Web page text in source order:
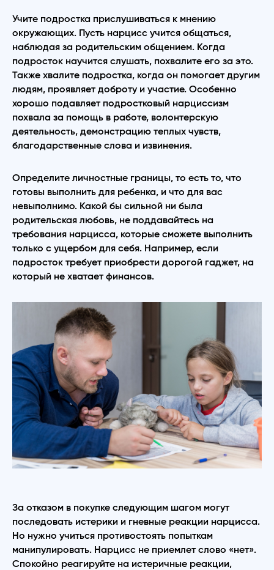
Учите подростка прислушиваться к мнению
окружающих. Пусть нарцисс учится общаться,
наблюдая за родительским общением. Когда
подросток научится слушать, похвалите его за это.
Также хвалите подростка, когда он помогает другим
людям, проявляет доброту и участие. Особенно
хорошо подавляет подростковый нарциссизм
похвала за помощь в работе, волонтерскую
деятельность, демонстрацию теплых чувств,
благодарственные слова и извинения.
Определите личностные границы, то есть то, что
готовы выполнить для ребенка, и что для вас
невыполнимо. Какой бы сильной ни была
родительская любовь, не поддавайтесь на
требования нарцисса, которые сможете выполнить
только с ущербом для себя. Например, если
подросток требует приобрести дорогой гаджет, на
который не хватает финансов.
За отказом в покупке следующим шагом могут
последовать истерики и гневные реакции нарцисса.
Но нужно учиться противостоять попыткам
манипулировать. Нарцисс не приемлет слово «нет».
Спокойно реагируйте на истеричные реакции,